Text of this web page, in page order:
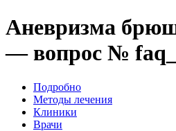
Аневризма
— вопрос №
Подробно
Методы лечения
Клиники
Врачи